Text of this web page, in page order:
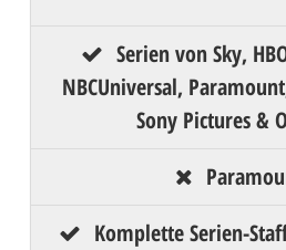
Serien von Sky,
NBCUniversal,
Sony Pictures &
Komplette Serien-